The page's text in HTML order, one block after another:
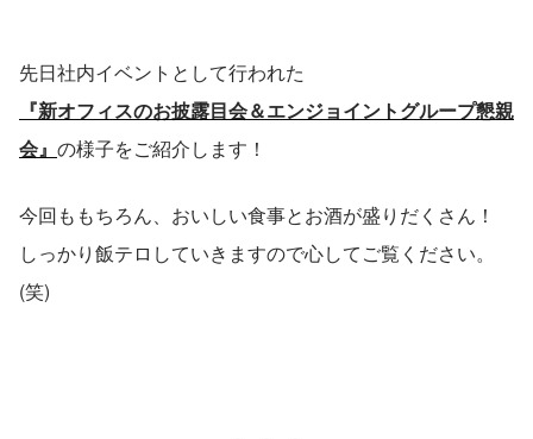
先日社内イベントとして行われた
『新オフィスのお披露目会＆エンジョイントグループ懇親
会』 の様子をご紹介します！
今回ももちろん、おいしい食事とお酒が盛りだくさん！
しっかり飯テロしていきますので心してご覧ください。
(笑)